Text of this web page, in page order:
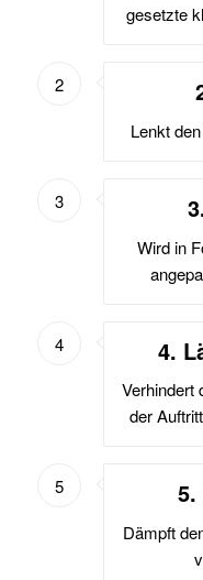
gesetzte
2
Lenkt
3
Wird in
4 4.
Verhindert
der
5 5.
Dämpft